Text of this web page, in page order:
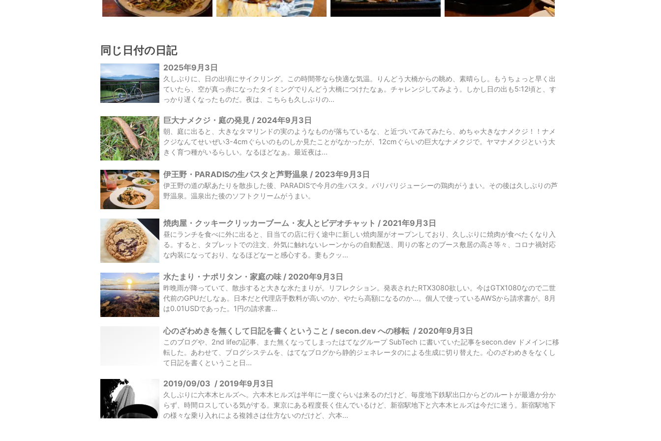
同じ日付の日記
2025年9月3日
久しぶりに、日の出頃にサイクリング。この時間帯なら快適な気温。りんどう大橋からの眺め、素晴らし。もうちょっと早く出
ていたら、空が真っ赤になったタイミングでりんどう大橋につけたなぁ。チャレンジしてみよう。しかし日の出も5:12頃と、す
っかり遅くなったものだ。夜は、こちらも久しぶりの...
巨大ナメクジ・庭の発見 / 2024年9月3日
朝、庭に出ると、大きなタマリンドの実のようなものが落ちているな、と近づいてみてみたら、めちゃ大きなナメクジ！！ナメ
クジなんてせいぜい3-4cmぐらいのものしか見たことがなかったが、12cmぐらいの巨大なナメクジで。ヤマナメクジという大
きく育つ種がいるらしい。なるほどなぁ。最近夜は...
伊王野・PARADISの生パスタと芦野温泉 / 2023年9月3日
伊王野の道の駅あたりを散歩した後、PARADISで今月の生パスタ。パリパリジューシーの鶏肉がうまい。その後は久しぶりの芦
野温泉。温泉出た後のソフトクリームがうまい。
焼肉屋・クッキークリッカーブーム・友人とビデオチャット / 2021年9月3日
昼にランチを食べに外に出ると、目当ての店に行く途中に新しい焼肉屋がオープンしており、久しぶりに焼肉が食べたくなり入
る。すると、タブレットでの注文、外気に触れないレーンからの自動配送、周りの客とのブース敷居の高さ等々、コロナ禍対応
な内装になっており、なるほどなーと感心する。妻もクッ...
水たまり・ナポリタン・家庭の味 / 2020年9月3日
昨晩雨が降っていて、散歩すると大きな水たまりが。リフレクション。発表されたRTX3080欲しい。今はGTX1080なので二世
代前のGPUだしなぁ。日本だと代理店手数料が高いのか、やたら高額になるのか…。個人で使っているAWSから請求書が。8月
は0.01USDであった。1円の請求書...
心のざわめきを無くして日記を書くということ / secon.dev への移転 / 2020年9月3日
このブログや、2nd lifeの記事、また無くなってしまったはてなグループ SubTech に書いていた記事をsecon.dev ドメインに移
転した。あわせて、ブログシステムを、はてなブログから静的ジェネレータのによる生成に切り替えた。心のざわめきをなくし
て日記を書くということ日...
2019/09/03 / 2019年9月3日
久しぶりに六本木ヒルズへ。六本木ヒルズは半年に一度ぐらいは来るのだけど、毎度地下鉄駅出口からどのルートが最適か分か
らず、時間ロスしている気がする。東京にある程度長く住んでいるけど、新宿駅地下と六本木ヒルズは今だに迷う。新宿駅地下
の様々な乗り入れによる複雑さは仕方ないのだけど、六本...